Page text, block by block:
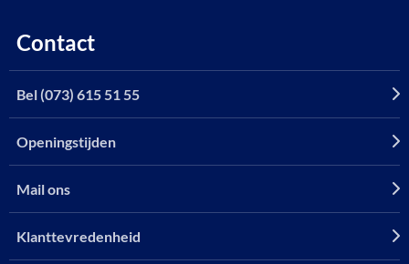
Contact
Bel (073) 615 51 55
Openingstijden
Mail ons
Klanttevredenheid